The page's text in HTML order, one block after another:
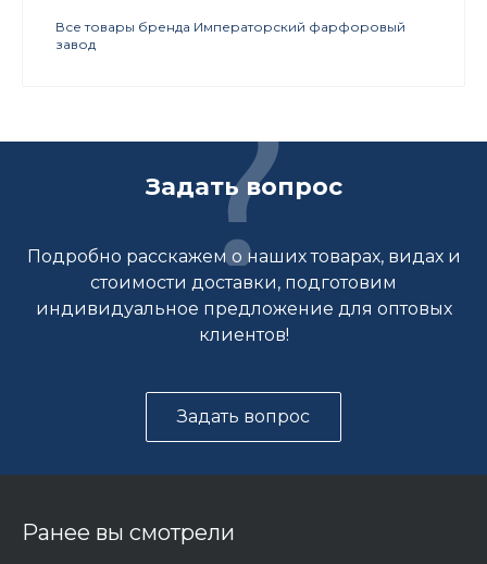
Все товары бренда Императорский фарфоровый
завод
Задать вопрос
Подробно расскажем о наших товарах, видах и
стоимости доставки, подготовим
индивидуальное предложение для оптовых
клиентов!
Задать вопрос
Ранее вы смотрели